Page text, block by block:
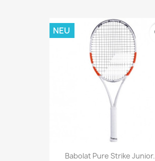
Babolat Pure Strike
NEU